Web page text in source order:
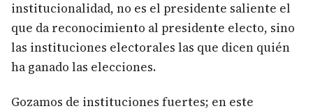
institucionalidad, no es el presidente saliente el
que da reconocimiento al presidente electo, sino
las instituciones electorales las que dicen quién
ha ganado las elecciones.
Gozamos de instituciones fuertes; en este